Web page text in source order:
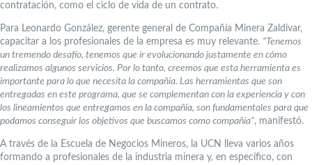
contratación, como el ciclo de vida de un contrato.
Para Leonardo González, gerente general de Compañía Minera Zaldívar,
capacitar a los profesionales de la empresa es muy relevante. “Tenemos
un tremendo desafío, tenemos que ir evolucionando justamente en cómo
realizamos algunos servicios. Por lo tanto, creemos que esta herramienta es
importante para lo que necesita la compañía. Las herramientas que son
entregadas en este programa, que se complementan con la experiencia y con
los lineamientos que entregamos en la compañía, son fundamentales para que
podamos conseguir los objetivos que buscamos como compañía”, manifestó.
A través de la Escuela de Negocios Mineros, la UCN lleva varios años
formando a profesionales de la industria minera y, en específico, con